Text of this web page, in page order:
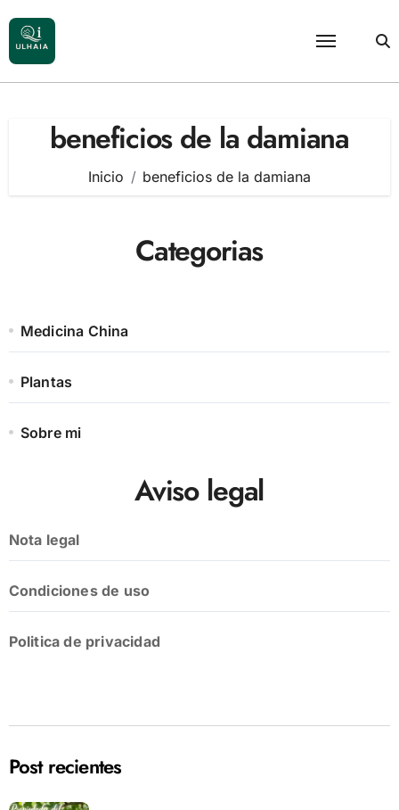
al
contenido
beneficios de la damiana
Inicio beneficios de la damiana
Categorias
Medicina China
Plantas
Sobre mi
Aviso legal
Nota legal
Condiciones de uso
Politica de privacidad
Post recientes